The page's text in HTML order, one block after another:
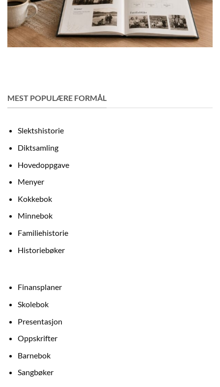
MEST POPULÆRE FORMÅL
Slektshistorie
Diktsamling
Hovedoppgave
Menyer
Kokkebok
Minnebok
Familiehistorie
Historiebøker
Finansplaner
Skolebok
Presentasjon
Oppskrifter
Barnebok
Sangbøker